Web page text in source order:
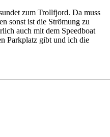
zum Trollfjord. Da muss
sonst ist die Strömung zu
auch mit dem Speedboat
Parkplatz gibt und ich die